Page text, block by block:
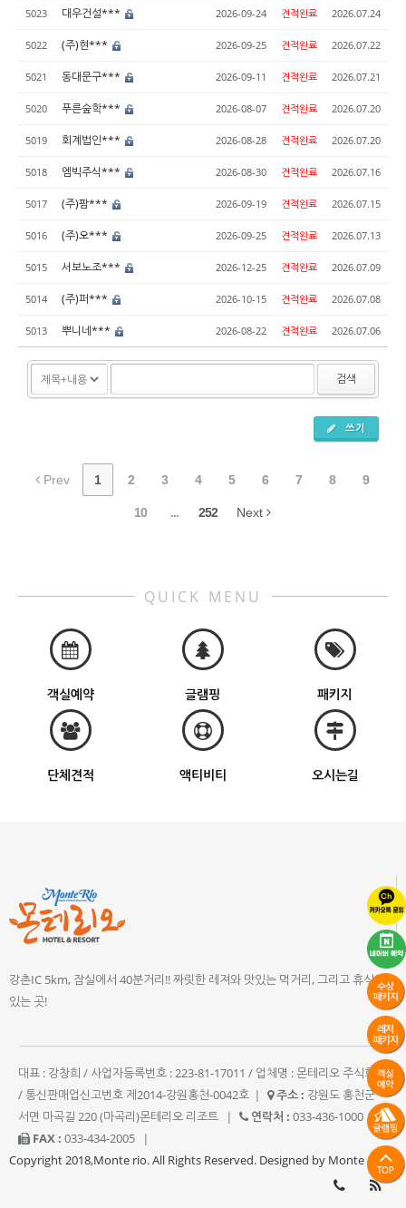
5023 대우건설*** 2026-09-24 견적완료 2026.07.24
5022 (주)현*** 2026-09-25 견적완료 2026.07.22
5021 동대문구*** 2026-09-11 견적완료 2026.07.21
5020 푸른숲학*** 2026-08-07 견적완료 2026.07.20
5019 회계법인*** 2026-08-28 견적완료 2026.07.20
5018 엠빅주식*** 2026-08-30 견적완료 2026.07.16
5017 (주)팜*** 2026-09-19 견적완료 2026.07.15
5016 (주)오*** 2026-09-25 견적완료 2026.07.13
5015 서보노조*** 2026-12-25 견적완료 2026.07.09
5014 (주)퍼*** 2026-10-15 견적완료 2026.07.08
5013 뿌니네*** 2026-08-22 견적완료 2026.07.06
검색
쓰기
Prev 1 2 3 4 5 6 7 8 9
10 ... 252 Next
QUICK MENU
객실예약 글램핑 패키지
단체견적 액티비티 오시는길
강촌IC 5km, 잠실에서 40분거리!! 짜릿한 레져와 맛있는 먹거리, 그리고 휴식이
있는 곳!
대표 : 강창희 / 사업자등록번호 : 223-81-17011 / 업체명 : 몬테리오 주식회사
/ 통신판매업신고번호 제2014-강원홍천-0042호 | 주소 : 강원도 홍천군
서면 마곡길 220 (마곡리)몬테리오 리조트
| 연락처 : 033-436-1000
|
FAX : 033-434-2005
|
Copyright 2018,Monte rio. All Rights Reserved. Designed by Monte rio.